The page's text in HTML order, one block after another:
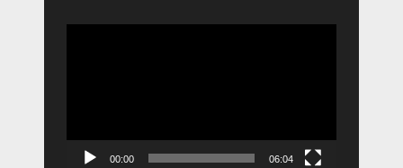
00:00 06:04